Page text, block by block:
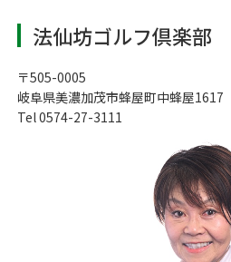
法仙坊ゴルフ倶楽部
〒505-0005
岐阜県美濃加茂市蜂屋町中蜂屋1617
Tel 0574-27-3111